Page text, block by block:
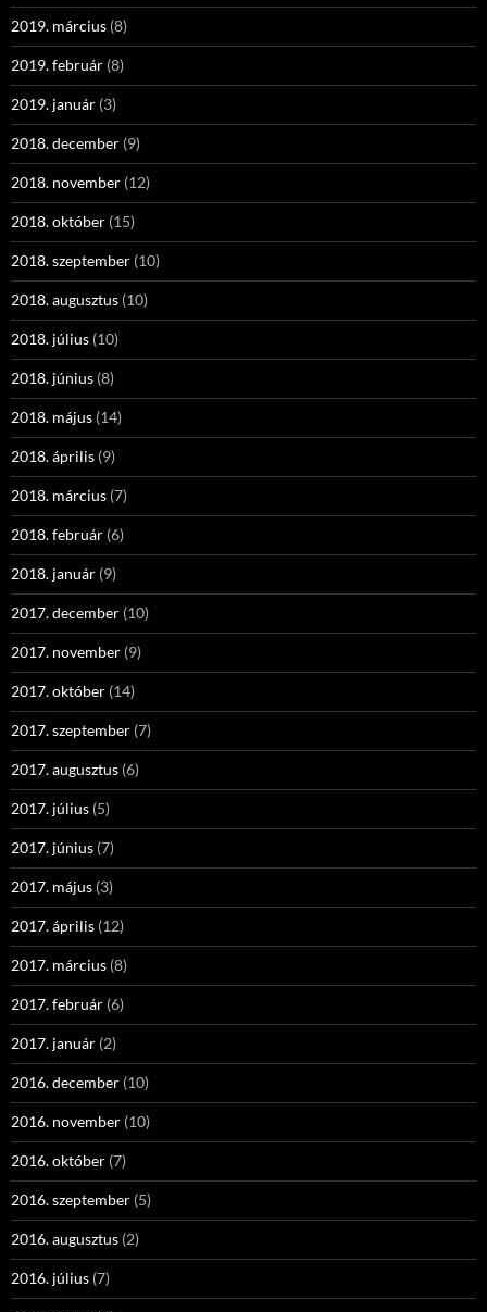
2019. március (8)
2019. február (8)
2019. január (3)
2018. december (9)
2018. november (12)
2018. október (15)
2018. szeptember (10)
2018. augusztus (10)
2018. július (10)
2018. június (8)
2018. május (14)
2018. április (9)
2018. március (7)
2018. február (6)
2018. január (9)
2017. december (10)
2017. november (9)
2017. október (14)
2017. szeptember (7)
2017. augusztus (6)
2017. július (5)
2017. június (7)
2017. május (3)
2017. április (12)
2017. március (8)
2017. február (6)
2017. január (2)
2016. december (10)
2016. november (10)
2016. október (7)
2016. szeptember (5)
2016. augusztus (2)
2016. július (7)